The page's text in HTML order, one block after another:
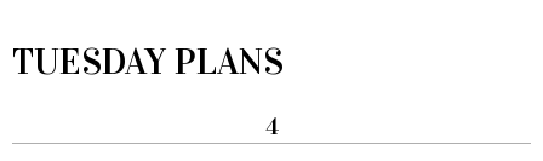
TUESDAY PLANS
4